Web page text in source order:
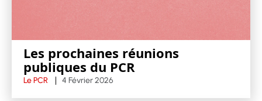
Les prochaines réunions
publiques du PCR
Le PCR 4 Février 2026